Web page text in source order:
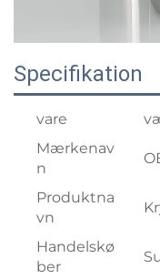
Specifikation
vare
Mærkenav
n
Produktna
vn
Handelskø
ber